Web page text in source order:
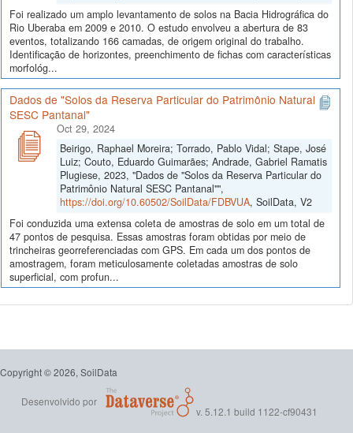
Foi realizado um amplo levantamento de solos na Bacia Hidrográfica do
Rio Uberaba em 2009 e 2010. O estudo envolveu a abertura de 83
eventos, totalizando 166 camadas, de origem original do trabalho.
Identificação de horizontes, preenchimento de fichas com características
morfológ...
Dados de "Solos da Reserva Particular do Patrimônio Natural
SESC Pantanal"
Oct 29, 2024
Beirigo, Raphael Moreira; Torrado, Pablo Vidal; Stape, José
Luiz; Couto, Eduardo Guimarães; Andrade, Gabriel Ramatis
Plugiese, 2023, "Dados de "Solos da Reserva Particular do
Patrimônio Natural SESC Pantanal"",
https://doi.org/10.60502/SoilData/FDBVUA, SoilData, V2
Foi conduzida uma extensa coleta de amostras de solo em um total de
47 pontos de pesquisa. Essas amostras foram obtidas por meio de
trincheiras georreferenciadas com GPS. Em cada um dos pontos de
amostragem, foram meticulosamente coletadas amostras de solo
superficial, com profun...
Copyright © 2026, SoilData
Desenvolvido por
v. 5.12.1 build 1122-cf90431